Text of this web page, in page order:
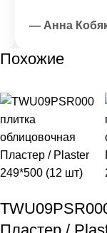
— Анна
Похожие